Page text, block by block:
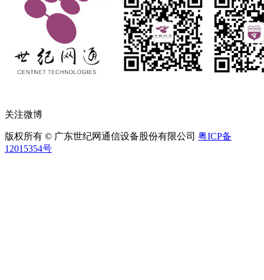
关注微博
版权所有 © 广东世纪网通信设备股份有限公司 粤ICP备
12015354号